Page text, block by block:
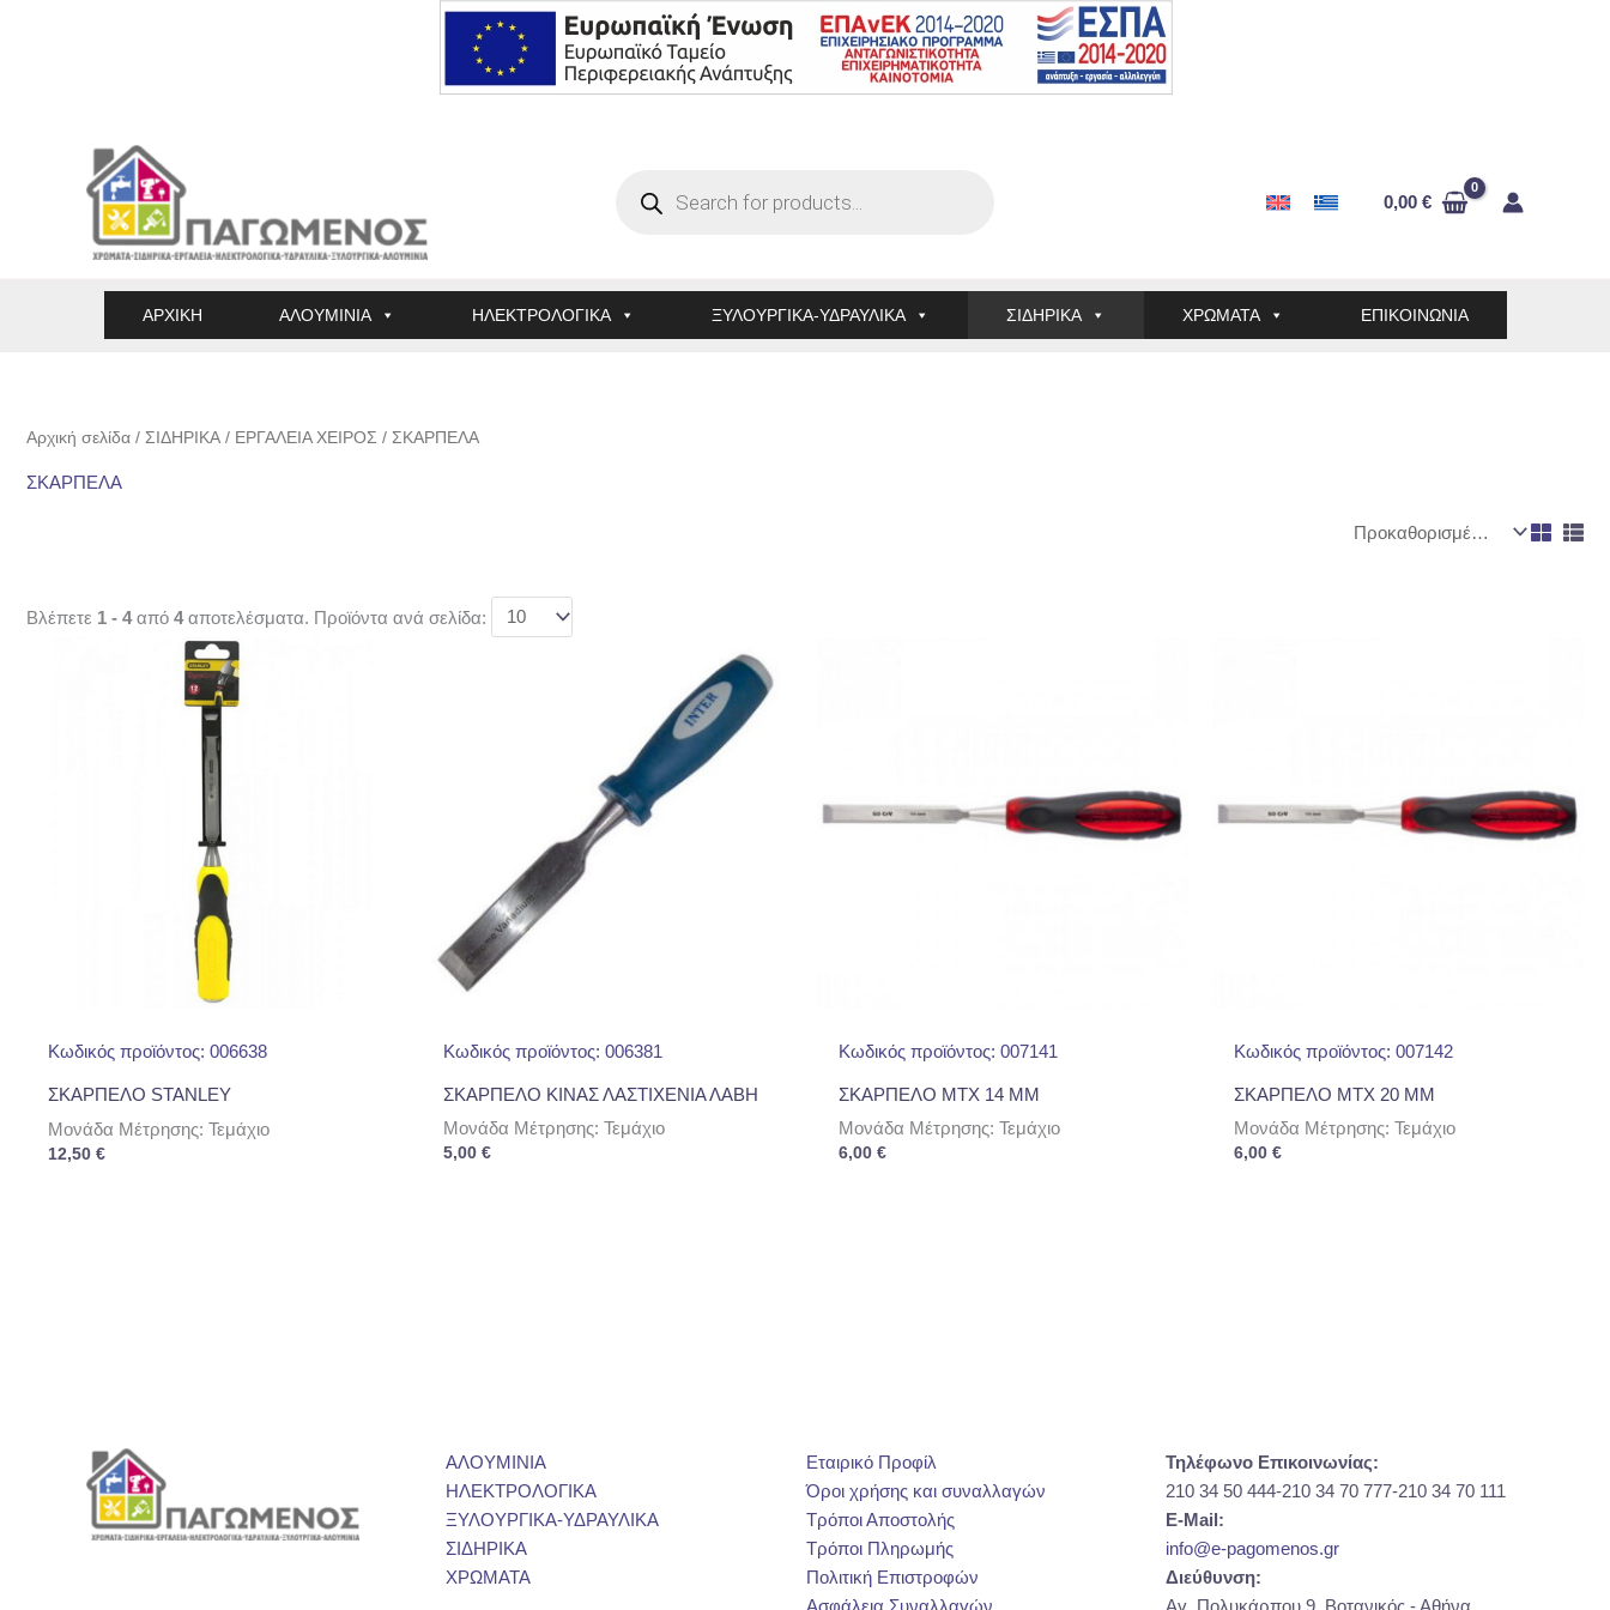
0,00 €
ΑΡΧΙΚΗ ΑΛΟΥΜΙΝΙΑ ΗΛΕΚΤΡΟΛΟΓΙΚΑ ΞΥΛΟΥΡΓΙΚΑ-ΥΔΡΑΥΛΙΚΑ ΣΙΔΗΡΙΚΑ ΧΡΩΜΑΤΑ ΕΠΙΚΟΙΝΩΝΙΑ
Αρχική σελίδα / ΣΙΔΗΡΙΚΑ / ΕΡΓΑΛΕΙΑ ΧΕΙΡΟΣ / ΣΚΑΡΠΕΛΑ
ΣΚΑΡΠΕΛΑ
Βλέπετε 1 - 4από 4αποτελέσματα. Προϊόντα ανά σελίδα:
Κωδικός προϊόντος: 006638
ΣΚΑΡΠΕΛΟ STANLEY
Μονάδα Μέτρησης: Τεμάχιο
12,50 €
Κωδικός προϊόντος: 006381
ΣΚΑΡΠΕΛΟ ΚΙΝΑΣ ΛΑΣΤΙΧΕΝΙΑ ΛΑΒΗ
Μονάδα Μέτρησης: Τεμάχιο
5,00 €
Κωδικός προϊόντος: 007141
ΣΚΑΡΠΕΛΟ ΜΤΧ 14 ΜΜ
Μονάδα Μέτρησης: Τεμάχιο
6,00 €
Κωδικός προϊόντος: 007142
ΣΚΑΡΠΕΛΟ ΜΤΧ 20 ΜΜ
Μονάδα Μέτρησης: Τεμάχιο
6,00 €
ΑΛΟΥΜΙΝΙΑ
ΗΛΕΚΤΡΟΛΟΓΙΚΑ
ΞΥΛΟΥΡΓΙΚΑ-ΥΔΡΑΥΛΙΚΑ
ΣΙΔΗΡΙΚΑ
ΧΡΩΜΑΤΑ
Εταιρικό Προφίλ
Όροι χρήσης και συναλλαγών
Τρόποι Αποστολής
Τρόποι Πληρωμής
Πολιτική Επιστροφών
Ασφάλεια Συναλλαγών
Τηλέφωνο Επικοινωνίας:
210 34 50 444-210 34 70 777-210 34 70 111
E-Mail:
info@e-pagomenos.gr
Διεύθυνση:
Αγ. Πολυκάρπου 9, Βοτανικός - Αθήνα